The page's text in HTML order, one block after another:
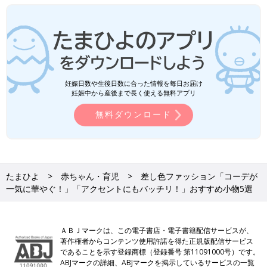
妊娠日数や生後日数に合った情報を毎日お届け
妊娠中から産後まで長く使える無料アプリ
無料ダウンロード
たまひよ 赤ちゃん・育児
差し色ファッション「コーデが
一気に華やぐ！」「アクセントにもバッチリ！」おすすめ小物5選
ＡＢＪマークは、この電子書店・電子書籍配信サービスが、
著作権者からコンテンツ使用許諾を得た正規版配信サービス
であることを示す登録商標（登録番号 第11091000号）です。
ABJマークの詳細、ABJマークを掲示しているサービスの一覧